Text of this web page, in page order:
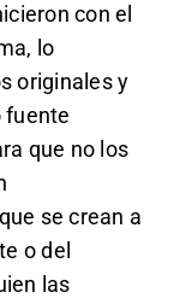
con el
lo
originales y
fuente
que no los
se crean a
o del
las